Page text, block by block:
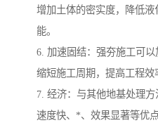
增加土体的密实度，降低
能。
6. 加速固结：强夯施工可以
缩短施工周期，提高工程效
7. 经济：与其他地基处理
速度快、*、效果显著等优